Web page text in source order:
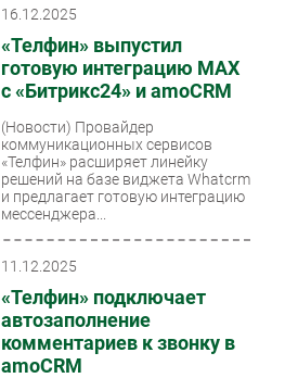
16.12.2025
«Телфин» выпустил
готовую интеграцию MAX
c «Битрикс24» и amoCRM
(Новости) Провайдер
коммуникационных сервисов
«Телфин» расширяет линейку
решений на базе виджета Whatcrm
и предлагает готовую интеграцию
мессенджера...
11.12.2025
«Телфин» подключает
автозаполнение
комментариев к звонку в
amoCRM